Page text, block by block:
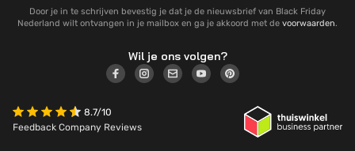
Door je in te schrijven bevestig je dat je de nieuwsbrief van Black Friday
Nederland wilt ontvangen in je mailbox en ga je akkoord met de voorwaarden.
Wil je ons volgen?
8.7/10
Feedback Company Reviews